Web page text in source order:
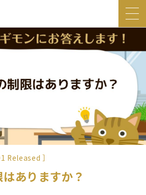
Released ］
ありますか？